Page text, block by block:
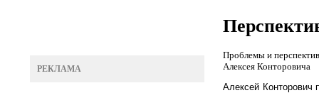
РЕКЛАМА
Проблемы и
Алексея Конторовича
Алексей Конторович